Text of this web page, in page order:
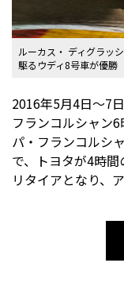
ルーカス・ ディグラッ
駆るウディ8号車が優勝
2016年5月4日～7
フランコルシャン
パ・フランコルシ
で、トヨタが4時
リタイアとなり、